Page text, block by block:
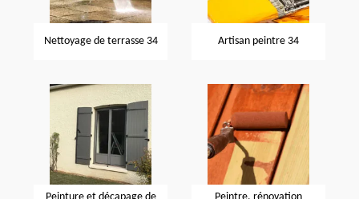
Nettoyage de terrasse 34 Artisan peintre 34